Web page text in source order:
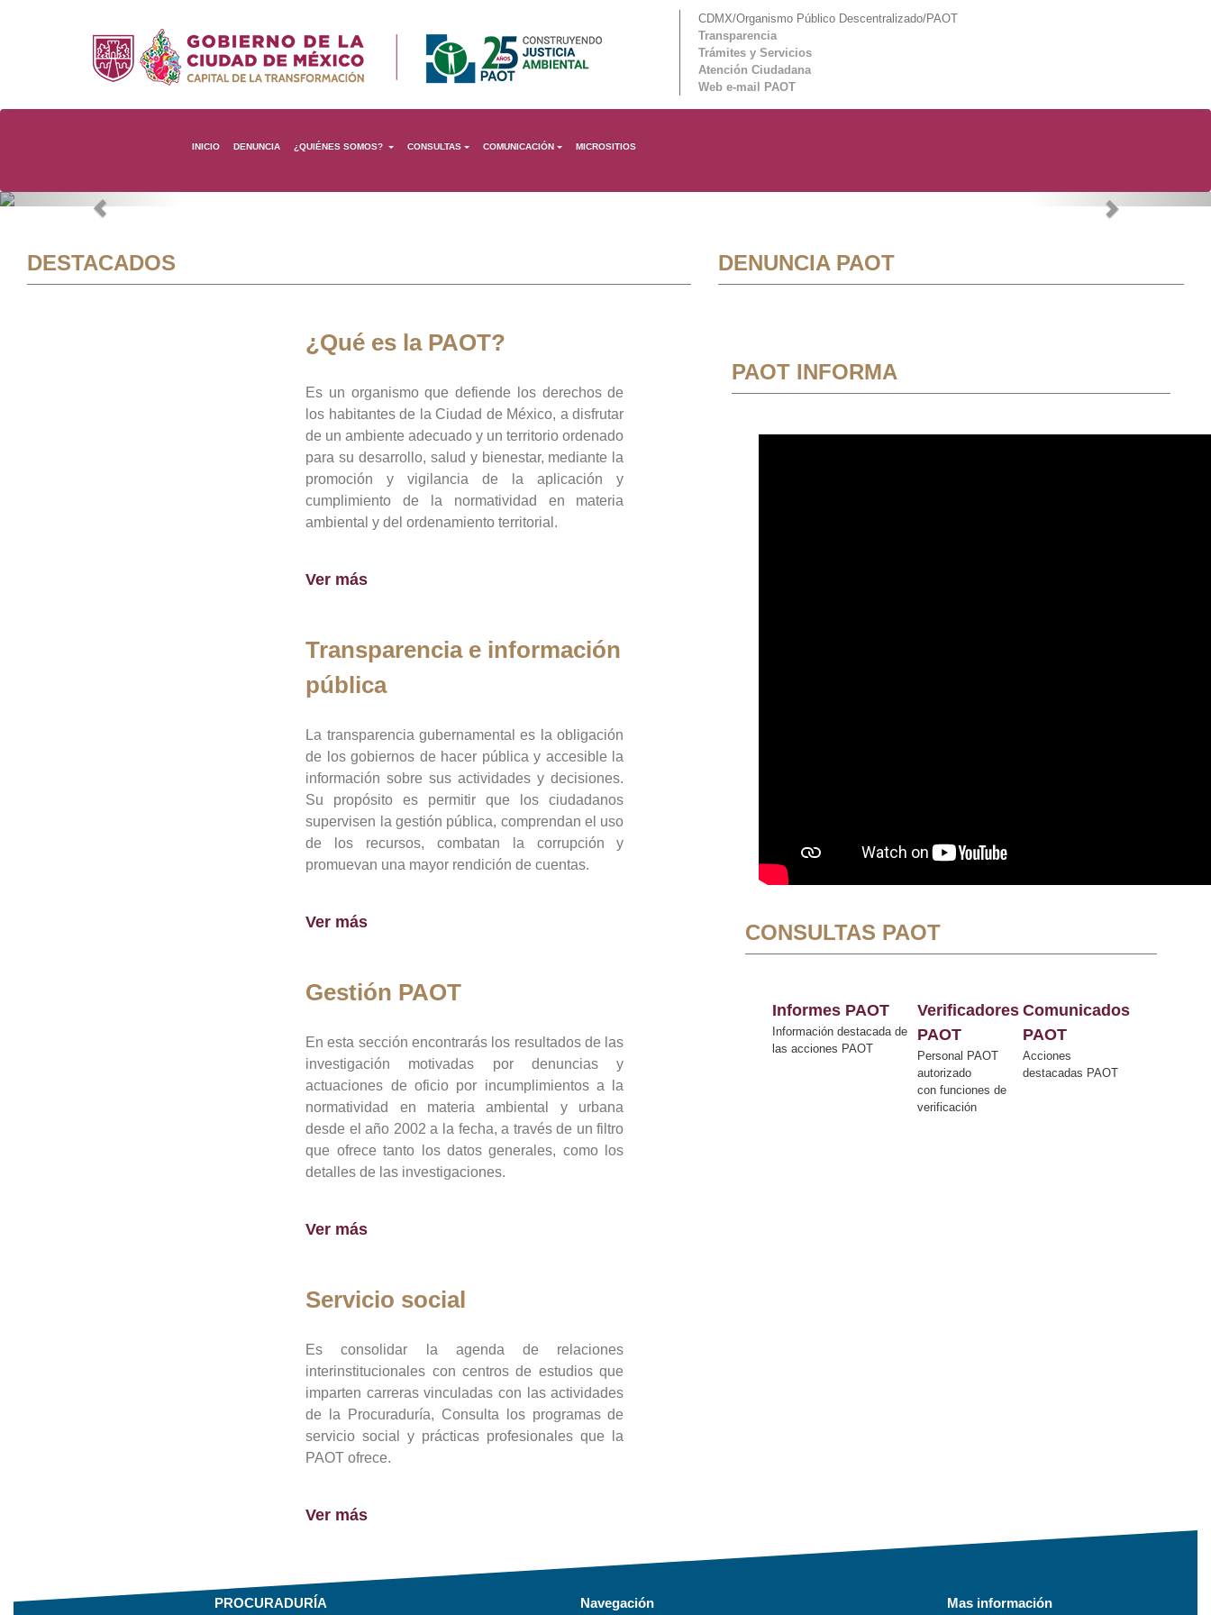
CDMX/Organismo Público Descentralizado/PAOT
Transparencia
Trámites y Servicios
Atención Ciudadana
Web e-mail PAOT
INICIO DENUNCIA ¿QUIÉNES SOMOS? CONSULTAS COMUNICACIÓN MICROSITIOS
Previous Next
DESTACADOS
¿Qué es la PAOT?
Es un organismo que defiende los derechos de
los habitantes de la Ciudad de México, a disfrutar
de un ambiente adecuado y un territorio ordenado
para su desarrollo, salud y bienestar, mediante la
promoción y vigilancia de la aplicación y
cumplimiento de la normatividad en materia
ambiental y del ordenamiento territorial.
Ver más
Transparencia e información
pública
La transparencia gubernamental es la obligación
de los gobiernos de hacer pública y accesible la
información sobre sus actividades y decisiones.
Su propósito es permitir que los ciudadanos
supervisen la gestión pública, comprendan el uso
de los recursos, combatan la corrupción y
promuevan una mayor rendición de cuentas.
Ver más
Gestión PAOT
En esta sección encontrarás los resultados de las
investigación motivadas por denuncias y
actuaciones de oficio por incumplimientos a la
normatividad en materia ambiental y urbana
desde el año 2002 a la fecha, a través de un filtro
que ofrece tanto los datos generales, como los
detalles de las investigaciones.
Ver más
Servicio social
Es consolidar la agenda de relaciones
interinstitucionales con centros de estudios que
imparten carreras vinculadas con las actividades
de la Procuraduría, Consulta los programas de
servicio social y prácticas profesionales que la
PAOT ofrece.
Ver más
DENUNCIA PAOT
PAOT INFORMA
CONSULTAS PAOT
Informes PAOT
Información destacada de
las acciones PAOT
Verificadores
PAOT
Personal PAOT
autorizado
con funciones de
verificación
Comunicados
PAOT
Acciones
destacadas PAOT
PROCURADURÍA Navegación Mas información